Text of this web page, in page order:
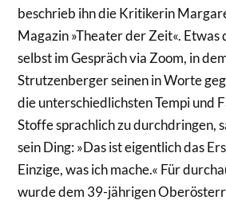
beschrieb ihn die Kritikerin
Magazin »Theater der Zeit«. Etwas
selbst im Gespräch via Zoom, in
Strutzenberger seinen in Worte
die unterschiedlichsten Tempi und
Stoffe sprachlich zu durchdringen,
sein Ding: »Das ist eigentlich das
Einzige, was ich mache.« Für
wurde dem 39-jährigen